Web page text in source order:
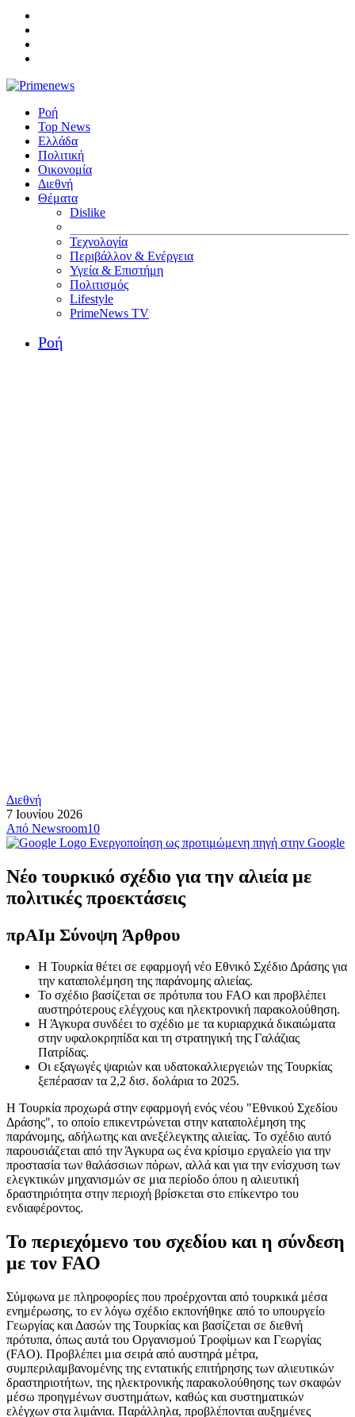
Ροή
Top News
Ελλάδα
Πολιτική
Οικονομία
Διεθνή
Θέματα
Dislike
Τεχνολογία
Περιβάλλον & Ενέργεια
Υγεία & Επιστήμη
Πολιτισμός
Lifestyle
PrimeNews TV
Ροή
Διεθνή
7 Ιουνίου 2026
Από Newsroom10
Ενεργοποίηση ως προτιμώμενη πηγή στην Google
Νέο τουρκικό σχέδιο για την αλιεία με
πολιτικές προεκτάσεις
πρΑΙμ Σύνοψη Άρθρου
Η Τουρκία θέτει σε εφαρμογή νέο Εθνικό Σχέδιο Δράσης για
την καταπολέμηση της παράνομης αλιείας.
Το σχέδιο βασίζεται σε πρότυπα του FAO και προβλέπει
αυστηρότερους ελέγχους και ηλεκτρονική παρακολούθηση.
Η Άγκυρα συνδέει το σχέδιο με τα κυριαρχικά δικαιώματα
στην υφαλοκρηπίδα και τη στρατηγική της Γαλάζιας
Πατρίδας.
Οι εξαγωγές ψαριών και υδατοκαλλιεργειών της Τουρκίας
ξεπέρασαν τα 2,2 δισ. δολάρια το 2025.
Η Τουρκία προχωρά στην εφαρμογή ενός νέου "Εθνικού Σχεδίου
Δράσης", το οποίο επικεντρώνεται στην καταπολέμηση της
παράνομης, αδήλωτης και ανεξέλεγκτης αλιείας. Το σχέδιο αυτό
παρουσιάζεται από την Άγκυρα ως ένα κρίσιμο εργαλείο για την
προστασία των θαλάσσιων πόρων, αλλά και για την ενίσχυση των
ελεγκτικών μηχανισμών σε μια περίοδο όπου η αλιευτική
δραστηριότητα στην περιοχή βρίσκεται στο επίκεντρο του
ενδιαφέροντος.
Το περιεχόμενο του σχεδίου και η σύνδεση
με τον FAO
Σύμφωνα με πληροφορίες που προέρχονται από τουρκικά μέσα
ενημέρωσης, το εν λόγω σχέδιο εκπονήθηκε από το υπουργείο
Γεωργίας και Δασών της Τουρκίας και βασίζεται σε διεθνή
πρότυπα, όπως αυτά του Οργανισμού Τροφίμων και Γεωργίας
(FAO). Προβλέπει μια σειρά από αυστηρά μέτρα,
συμπεριλαμβανομένης της εντατικής επιτήρησης των αλιευτικών
δραστηριοτήτων, της ηλεκτρονικής παρακολούθησης των σκαφών
μέσω προηγμένων συστημάτων, καθώς και συστηματικών
ελέγχων στα λιμάνια. Παράλληλα, προβλέπονται αυξημένες